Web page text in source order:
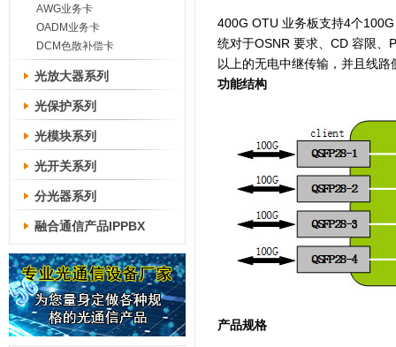
AWG业务卡
OADM业务卡
DCM色散补偿卡
光放大器系列
光保护系列
光模块系列
光开关系列
分光器系列
融合通信产品IPPBX
400G OTU 业务板支持4个
统对于OSNR 要求、CD 容限、
以上的无电中继传输，并且线
功能结构
产品规格